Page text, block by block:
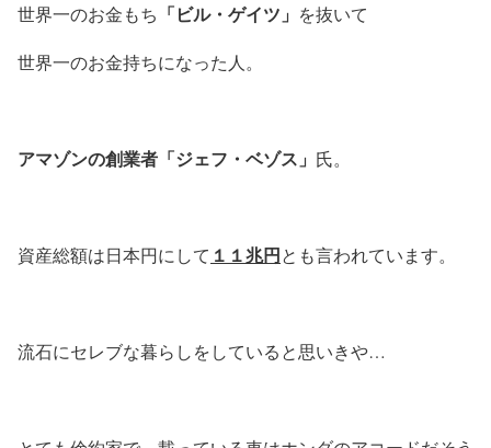
世界一のお金もち 「ビル・ゲイツ」 を抜いて
世界一のお金持ちになった人。
アマゾンの創業者「ジェフ・ベゾス」 氏。
資産総額は日本円にして １１兆円とも言われています。
流石にセレブな暮らしをしていると思いきや…